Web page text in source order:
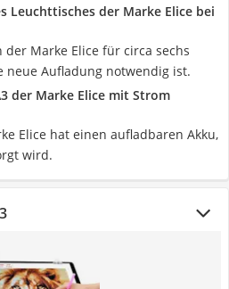
Leuchttisches der Marke Elice bei
Marke Elice für circa sechs
neue Aufladung notwendig ist.
der Marke Elice mit Strom
Elice hat einen aufladbaren Akku,
wird.